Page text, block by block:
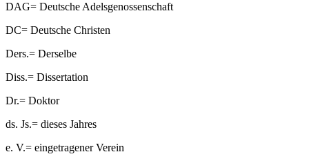
DAG= Deutsche Adelsgenossenschaft
DC= Deutsche Christen
Ders.= Derselbe
Diss.= Dissertation
Dr.= Doktor
ds. Js.= dieses Jahres
e. V.= eingetragener Verein